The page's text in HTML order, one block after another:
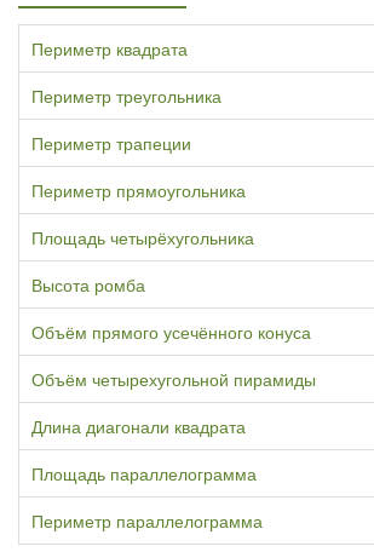
Периметр квадрата
Периметр треугольника
Периметр трапеции
Периметр прямоугольника
Площадь четырёхугольника
Высота ромба
Объём прямого усечённого конуса
Объём четырехугольной пирамиды
Длина диагонали квадрата
Площадь параллелограмма
Периметр параллелограмма